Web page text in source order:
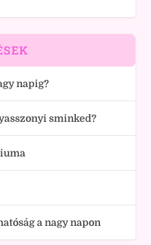
napig?
sminked?
a nagy napon